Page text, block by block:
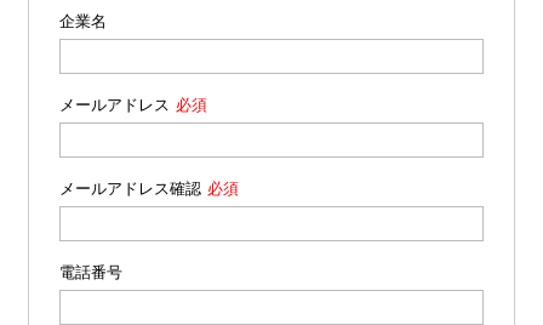
企業名
メールアドレス
メールアドレス確認
電話番号